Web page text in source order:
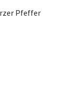
Pfeffer